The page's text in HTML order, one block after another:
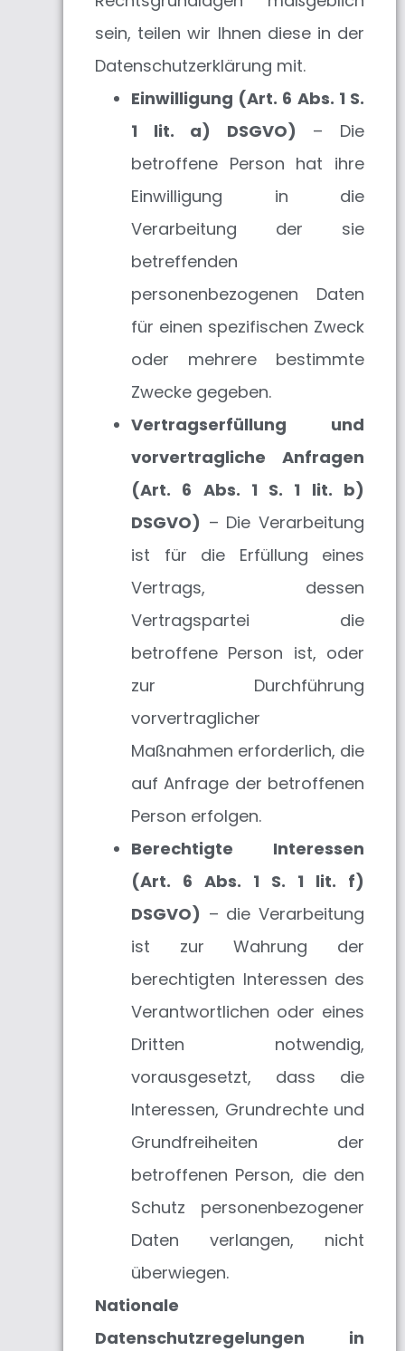
sein, teilen wir Ihnen diese in der
Datenschutzerklärung mit.
Einwilligung (Art. 6 Abs. 1 S.
1 lit. a) DSGVO) – Die
betroffene Person hat ihre
Einwilligung in die
Verarbeitung der sie
betreffenden
personenbezogenen Daten
für einen spezifischen Zweck
oder mehrere bestimmte
Zwecke gegeben.
Vertragserfüllung und
vorvertragliche Anfragen
(Art. 6 Abs. 1 S. 1 lit. b)
DSGVO) – Die Verarbeitung
ist für die Erfüllung eines
Vertrags, dessen
Vertragspartei die
betroffene Person ist, oder
zur Durchführung
vorvertraglicher
Maßnahmen erforderlich, die
auf Anfrage der betroffenen
Person erfolgen.
Berechtigte Interessen
(Art. 6 Abs. 1 S. 1 lit. f)
DSGVO) – die Verarbeitung
ist zur Wahrung der
berechtigten Interessen des
Verantwortlichen oder eines
Dritten notwendig,
vorausgesetzt, dass die
Interessen, Grundrechte und
Grundfreiheiten der
betroffenen Person, die den
Schutz personenbezogener
Daten verlangen, nicht
überwiegen.
Nationale
Datenschutzregelungen in